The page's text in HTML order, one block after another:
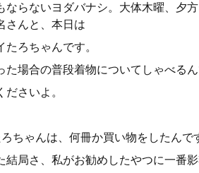
ならないヨダバナシ。大体木曜、夕
さんと、本日は
ろちゃんです。
た場合の普段着物についてしゃべる
さいよ。
ちゃんは、何冊か買い物をしたんで
結局さ、私がお勧めしたやつに一番